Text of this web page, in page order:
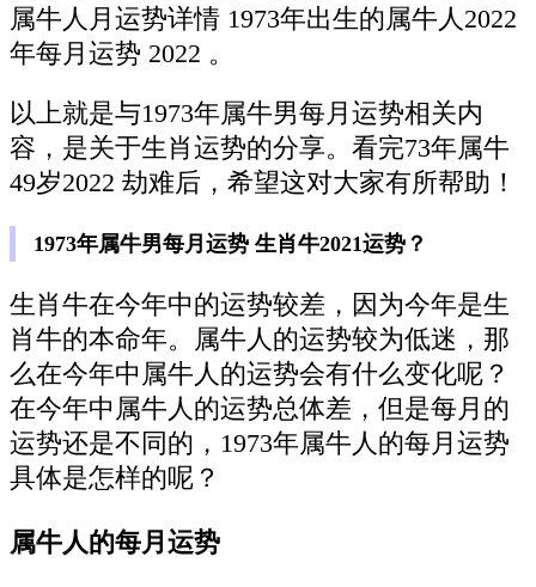
属牛人月运势详情 1973年出生的属牛人2022
年每月运势 2022 。
以上就是与1973年属牛男每月运势相关内
容，是关于生肖运势的分享。看完73年属牛
49岁2022 劫难后，希望这对大家有所帮助！
1973年属牛男每月运势 生肖牛2021运势？
生肖牛在今年中的运势较差，因为今年是生
肖牛的本命年。属牛人的运势较为低迷，那
么在今年中属牛人的运势会有什么变化呢？
在今年中属牛人的运势总体差，但是每月的
运势还是不同的，1973年属牛人的每月运势
具体是怎样的呢？
属牛人的每月运势